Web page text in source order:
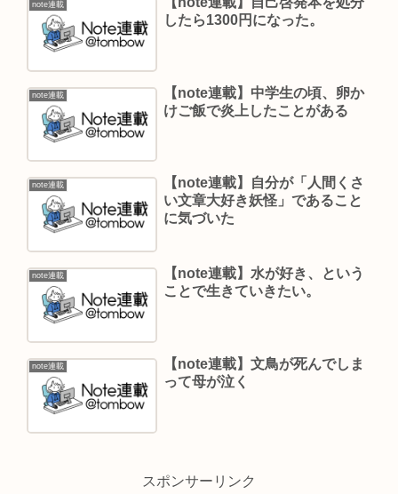
note連載
したら1300円になった。
note連載
【note連載】中学生の頃、卵か
けご飯で炎上したことがある
note連載
【note連載】自分が「人間くさ
い文章大好き妖怪」であること
に気づいた
note連載
【note連載】水が好き、という
ことで生きていきたい。
note連載
【note連載】文鳥が死んでしま
って母が泣く
スポンサーリンク